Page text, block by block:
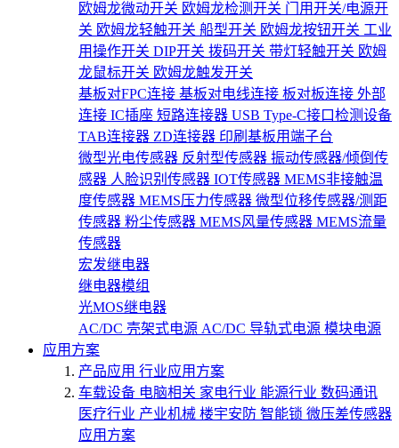
欧姆龙微动开关 欧姆龙检测开关 门用开关/电源开
关 欧姆龙轻触开关 船型开关 欧姆龙按钮开关 工业
用操作开关 DIP开关 拨码开关 带灯轻触开关 欧姆
龙鼠标开关 欧姆龙触发开关
基板对FPC连接 基板对电线连接 板对板连接 外部
连接 IC插座 短路连接器 USB Type-C接口检测设备
TAB连接器 ZD连接器 印刷基板用端子台
微型光电传感器 反射型传感器 振动传感器/倾倒传
感器 人脸识别传感器 IOT传感器 MEMS非接触温
度传感器 MEMS压力传感器 微型位移传感器/测距
传感器 粉尘传感器 MEMS风量传感器 MEMS流量
传感器
宏发继电器
继电器模组
光MOS继电器
AC/DC 壳架式电源 AC/DC 导轨式电源 模块电源
应用方案
产品应用 行业应用方案
车载设备 电脑相关 家电行业 能源行业 数码通讯
医疗行业 产业机械 楼宇安防 智能锁 微压差传感器
应用方案